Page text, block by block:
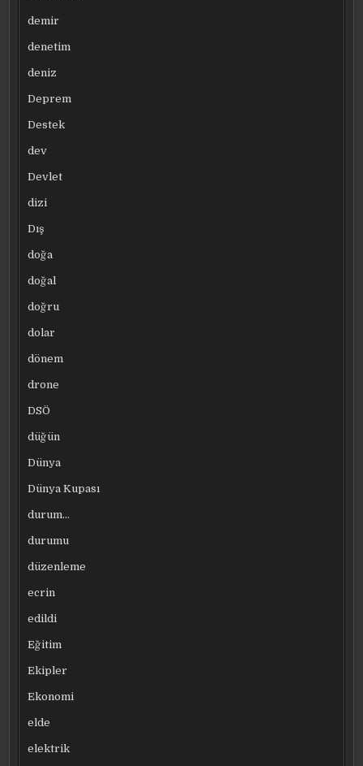
demir
denetim
deniz
Deprem
Destek
dev
Devlet
dizi
Dış
doğa
doğal
doğru
dolar
dönem
drone
DSÖ
düğün
Dünya
Dünya Kupası
durum…
durumu
düzenleme
ecrin
edildi
Eğitim
Ekipler
Ekonomi
elde
elektrik